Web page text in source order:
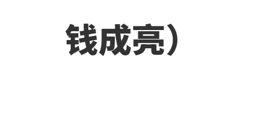
钱成亮）